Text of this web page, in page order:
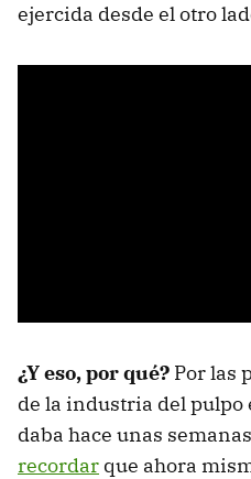
ejercida desde el otro
¿Y eso, por qué? Por las
de la industria del pulpo
daba hace unas
recordar que ahora